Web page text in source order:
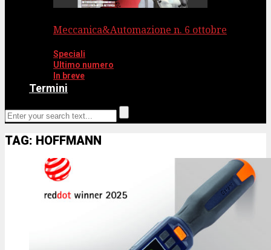
Meccanica&Automazione n. 6 ottobre
Speciali
Ultimo numero
In breve
Termini
TAG: HOFFMANN